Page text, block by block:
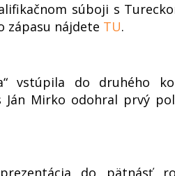
súboji s
zápasu nájdete TU.
vstúpila do druhého
Ján Mirko odohral prvý
do pätnásť